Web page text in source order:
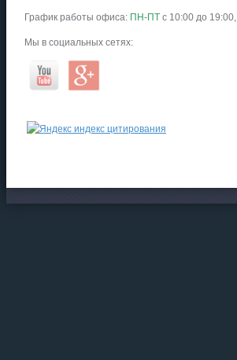
График работы офиса: ПН-ПТ с 10:00 до 19:00,
Мы в социальных сетях: